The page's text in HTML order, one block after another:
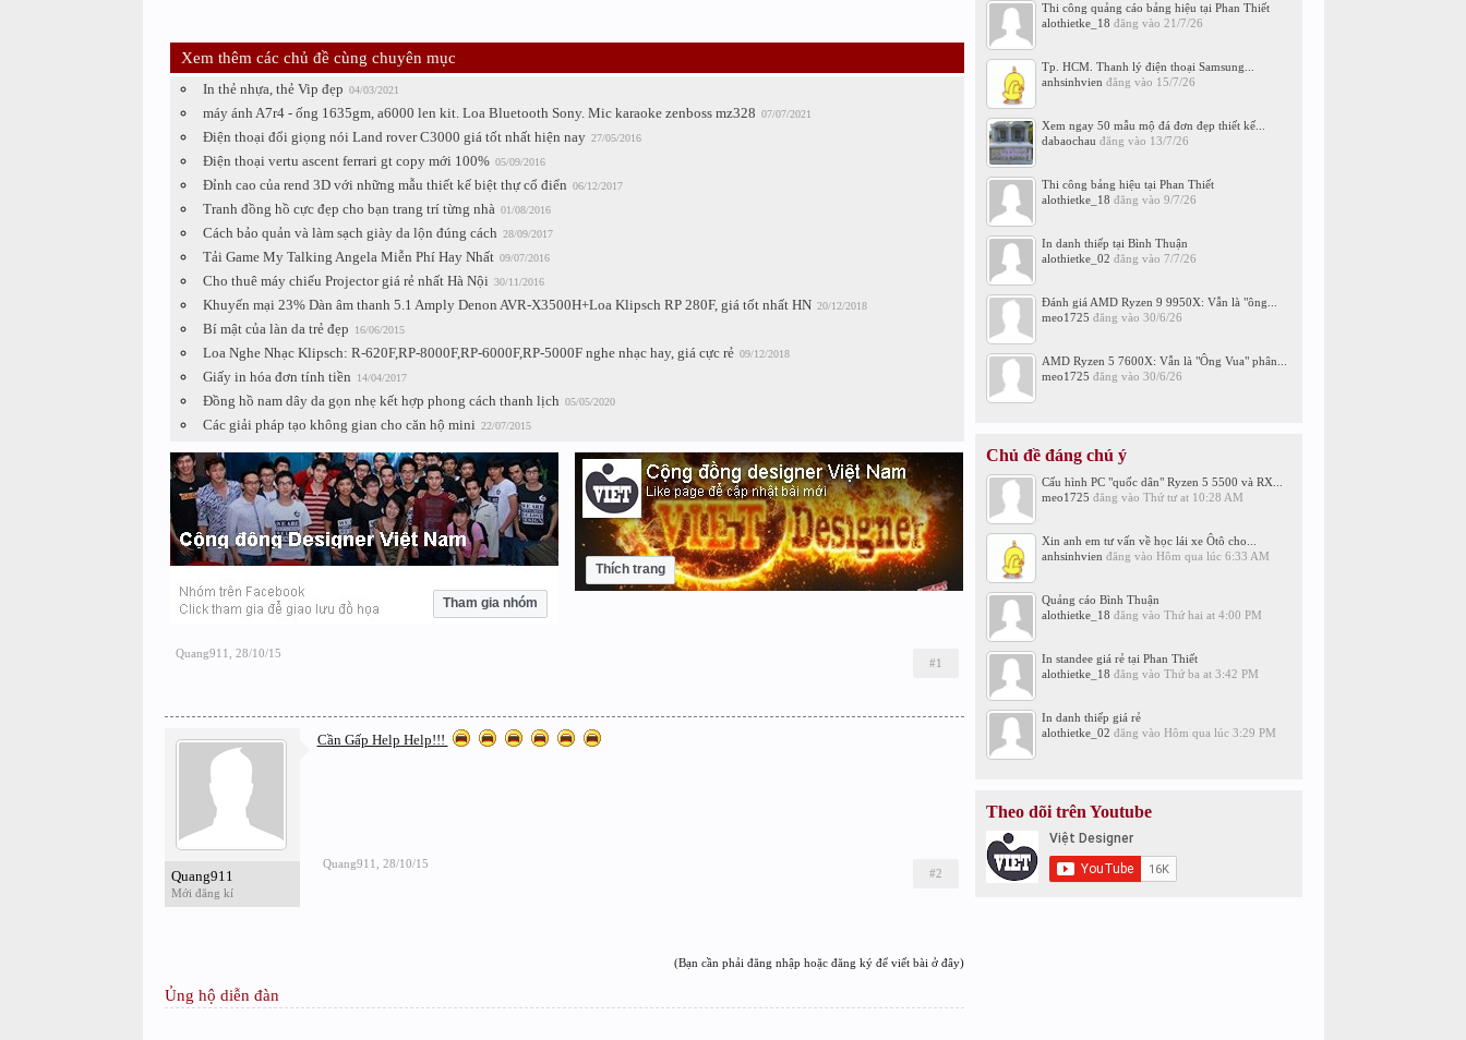
Xem thêm các chủ đề cùng chuyên mục
In thẻ nhựa, thẻ Vip đẹp 04/03/2021
máy ánh A7r4 - ống 1635gm, a6000 len kit. Loa Bluetooth Sony. Mic karaoke zenboss mz328 07/07/2021
Điện thoại đổi giọng nói Land rover C3000 giá tốt nhất hiện nay 27/05/2016
Điện thoại vertu ascent ferrari gt copy mới 100% 05/09/2016
Đỉnh cao của rend 3D với những mẫu thiết kế biệt thự cổ điển 06/12/2017
Tranh đồng hồ cực đẹp cho bạn trang trí từng nhà 01/08/2016
Cách bảo quản và làm sạch giày da lộn đúng cách 28/09/2017
Tải Game My Talking Angela Miễn Phí Hay Nhất 09/07/2016
Cho thuê máy chiếu Projector giá rẻ nhất Hà Nội 30/11/2016
Khuyến mại 23% Dàn âm thanh 5.1 Amply Denon AVR-X3500H+Loa Klipsch RP 280F, giá tốt nhất HN 20/12/2018
Bí mật của làn da trẻ đẹp 16/06/2015
Loa Nghe Nhạc Klipsch: R-620F,RP-8000F,RP-6000F,RP-5000F nghe nhạc hay, giá cực rẻ 09/12/2018
Giấy in hóa đơn tính tiền 14/04/2017
Đồng hồ nam dây da gọn nhẹ kết hợp phong cách thanh lịch 05/05/2020
Các giải pháp tạo không gian cho căn hộ mini 22/07/2015
Tham gia nhóm
Thích trang
Quang911 28/10/15
#1
Quang911
Mới đăng kí
Cần Gấp Help Help!!!
Quang911 28/10/15
#2
(Bạn cần phải đăng nhập hoặc đăng ký để viết bài ở đây)
Ủng hộ diễn đàn
Thi công quảng cáo bảng hiệu tại Phan Thiết
alothietke_18 đăng vào 21/7/26
Tp. HCM. Thanh lý điện thoại Samsung...
anhsinhvien đăng vào 15/7/26
Xem ngay 50 mẫu mộ đá đơn đẹp thiết kế...
dabaochau đăng vào 13/7/26
Thi công bảng hiệu tại Phan Thiết
alothietke_18 đăng vào 9/7/26
In danh thiếp tại Bình Thuận
alothietke_02 đăng vào 7/7/26
Đánh giá AMD Ryzen 9 9950X: Vẫn là "ông...
meo1725 đăng vào 30/6/26
AMD Ryzen 5 7600X: Vẫn là "Ông Vua" phân...
meo1725 đăng vào 30/6/26
Chủ đề đáng chú ý
Cấu hình PC "quốc dân" Ryzen 5 5500 và RX...
meo1725 đăng vào Thứ tư at 10:28 AM
Xin anh em tư vấn về học lái xe Ôtô cho...
anhsinhvien đăng vào Hôm qua lúc 6:33 AM
Quảng cáo Bình Thuận
alothietke_18 đăng vào Thứ hai at 4:00 PM
In standee giá rẻ tại Phan Thiết
alothietke_18 đăng vào Thứ ba at 3:42 PM
In danh thiếp giá rẻ
alothietke_02 đăng vào Hôm qua lúc 3:29 PM
Theo dõi trên Youtube